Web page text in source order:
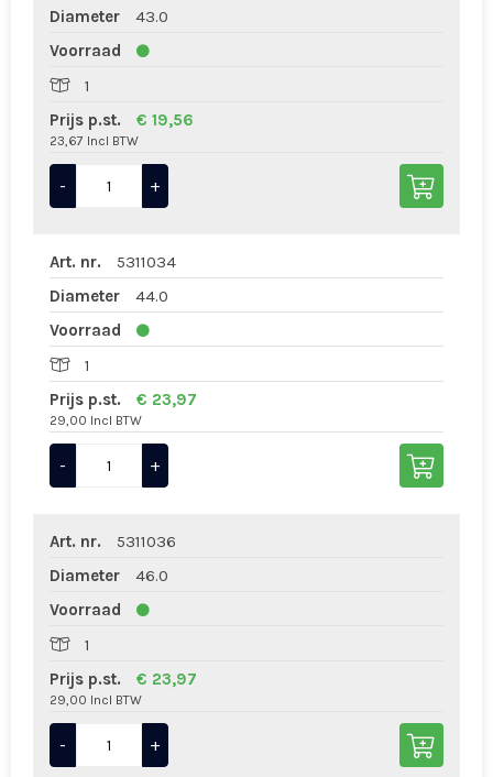
Diameter
43.0
Voorraad
1
Prijs p.st.
€ 19,56
23,67 Incl BTW
- +
Art. nr.
5311034
Diameter
44.0
Voorraad
1
Prijs p.st.
€ 23,97
29,00 Incl BTW
- +
Art. nr.
5311036
Diameter
46.0
Voorraad
1
Prijs p.st.
€ 23,97
29,00 Incl BTW
- +